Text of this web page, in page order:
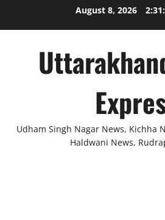
August 8, 2026
Udham Singh Nagar News, Kichha
Haldwani News,